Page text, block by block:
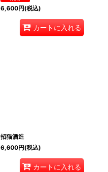
6,600円(税込)
カートに入れる
招猫酒造
6,600円(税込)
カートに入れる